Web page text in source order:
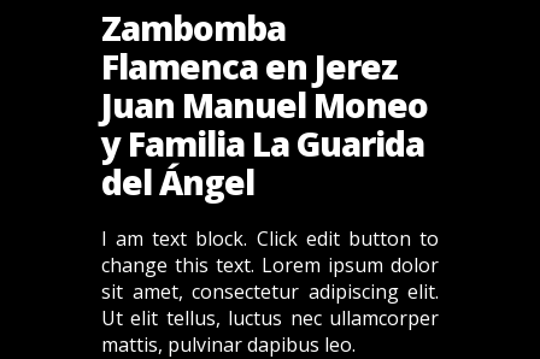
Zambomba
Flamenca en Jerez
Juan Manuel Moneo
y Familia La Guarida
del Ángel
I am text block. Click edit button to
change this text. Lorem ipsum dolor
sit amet, consectetur adipiscing elit.
Ut elit tellus, luctus nec ullamcorper
mattis, pulvinar dapibus leo.